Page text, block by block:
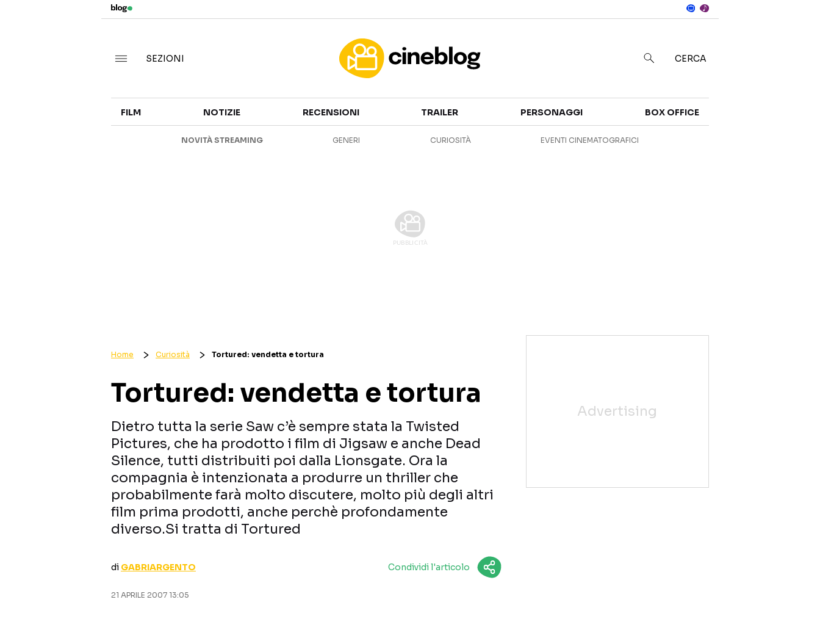
CANALI STREAMING
CURIOSITÀ
SEZIONI CERCA
FILM NOTIZIE RECENSIONI TRAILER PERSONAGGI BOX OFFICE
NOVITÀ STREAMING GENERI CURIOSITÀ EVENTI CINEMATOGRAFICI
Home Curiosità Tortured: vendetta e tortura
Tortured: vendetta e tortura
Dietro tutta la serie Saw c’è sempre stata la Twisted
Pictures, che ha prodotto i film di Jigsaw e anche Dead
Silence, tutti distribuiti poi dalla Lionsgate. Ora la
compagnia è intenzionata a produrre un thriller che
probabilmente farà molto discutere, molto più degli altri
film prima prodotti, anche perchè profondamente
diverso.Si tratta di Tortured
di GABRIARGENTO Condividi l'articolo
21 APRILE 2007 13:05